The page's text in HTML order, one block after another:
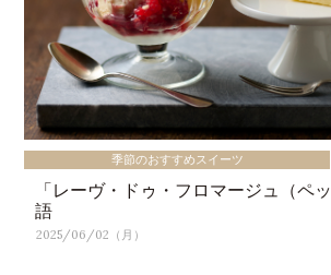
季節のおすすめスイーツ
「レーヴ・ドゥ・フロマージュ（ペ
語
2025/06/02（月）